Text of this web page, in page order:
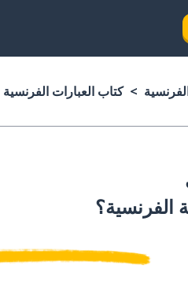
كتاب العبارات الفرنسية
الفرنسية؟